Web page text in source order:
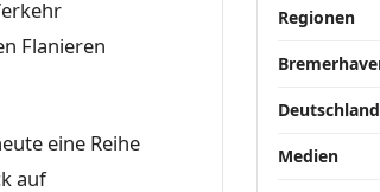
Flanieren
eine Reihe
auf
Regionen
Medien